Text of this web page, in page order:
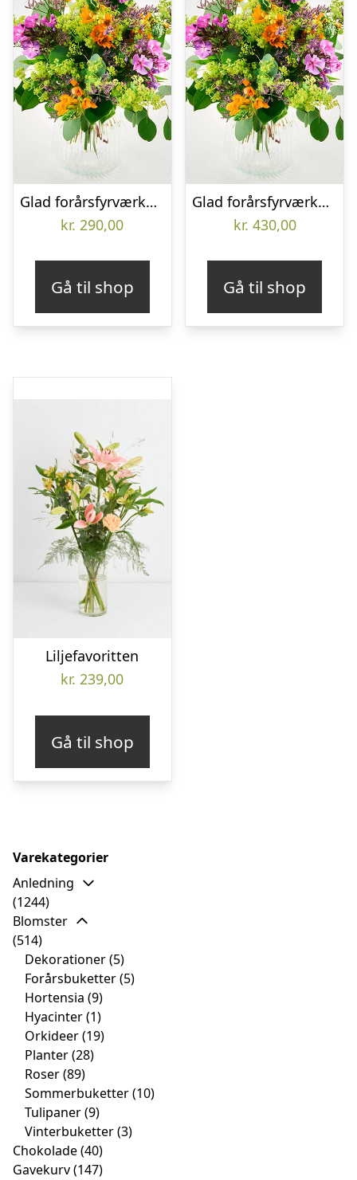
Glad forårsfyrværkeri – Send blomster med Bloomit
kr. 290,00
Gå til shop
Glad forårsfyrværkeri – Send blomster med Bloomit
kr. 430,00
Gå til shop
Liljefavoritten
kr. 239,00
Gå til shop
Varekategorier
Anledning
(1244)
Blomster
(514)
Dekorationer(5)
Forårsbuketter(5)
Hortensia (9)
Hyacinter(1)
Orkideer(19)
Planter(28)
Roser(89)
Sommerbuketter(10)
Tulipaner(9)
Vinterbuketter(3)
Chokolade(40)
Gavekurv(147)